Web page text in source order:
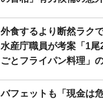
外食するより断然ラク
水産庁職員が考案「1
ごとフライパン料理」
バフェットも「現金は